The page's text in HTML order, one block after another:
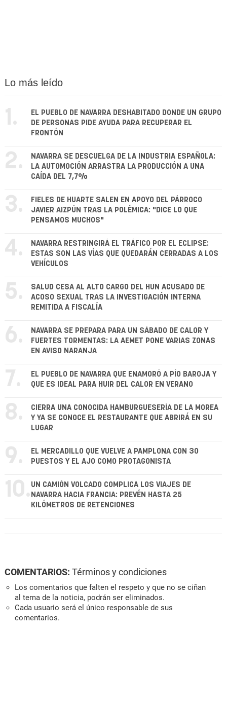
Lo más leído
1.
EL PUEBLO DE NAVARRA DESHABITADO DONDE UN GRUPO
DE PERSONAS PIDE AYUDA PARA RECUPERAR EL
FRONTÓN
2.
NAVARRA SE DESCUELGA DE LA INDUSTRIA ESPAÑOLA:
LA AUTOMOCIÓN ARRASTRA LA PRODUCCIÓN A UNA
CAÍDA DEL 7,7%
3.
FIELES DE HUARTE SALEN EN APOYO DEL PÁRROCO
JAVIER AIZPÚN TRAS LA POLÉMICA: "DICE LO QUE
PENSAMOS MUCHOS"
4.
NAVARRA RESTRINGIRÁ EL TRÁFICO POR EL ECLIPSE:
ESTAS SON LAS VÍAS QUE QUEDARÁN CERRADAS A LOS
VEHÍCULOS
5.
SALUD CESA AL ALTO CARGO DEL HUN ACUSADO DE
ACOSO SEXUAL TRAS LA INVESTIGACIÓN INTERNA
REMITIDA A FISCALÍA
6.
NAVARRA SE PREPARA PARA UN SÁBADO DE CALOR Y
FUERTES TORMENTAS: LA AEMET PONE VARIAS ZONAS
EN AVISO NARANJA
7.
EL PUEBLO DE NAVARRA QUE ENAMORÓ A PÍO BAROJA Y
QUE ES IDEAL PARA HUIR DEL CALOR EN VERANO
8.
CIERRA UNA CONOCIDA HAMBURGUESERÍA DE LA MOREA
Y YA SE CONOCE EL RESTAURANTE QUE ABRIRÁ EN SU
LUGAR
9.
EL MERCADILLO QUE VUELVE A PAMPLONA CON 30
PUESTOS Y EL AJO COMO PROTAGONISTA
10. UN CAMIÓN VOLCADO COMPLICA LOS VIAJES DE
NAVARRA HACIA FRANCIA: PREVÉN HASTA 25
KILÓMETROS DE RETENCIONES
COMENTARIOS: Términos y condiciones
Los comentarios que falten el respeto y que no se ciñan
al tema de la noticia, podrán ser eliminados.
Cada usuario será el único responsable de sus
comentarios.